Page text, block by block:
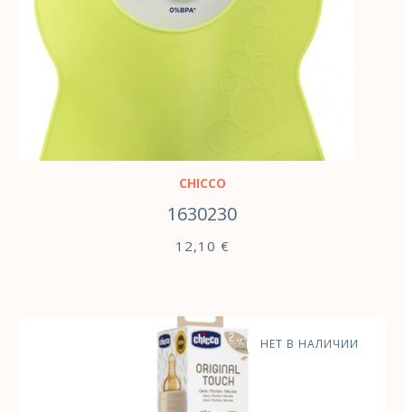
CHICCO
1630230
12,10 €
НЕТ В НАЛИЧИИ